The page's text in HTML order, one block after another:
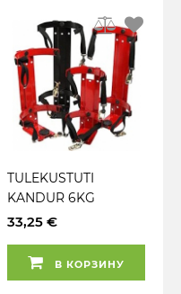
TULEKUSTUTI
KANDUR 6KG
KUSTUTILE VALPRO
33,25 €
В КОРЗИНУ